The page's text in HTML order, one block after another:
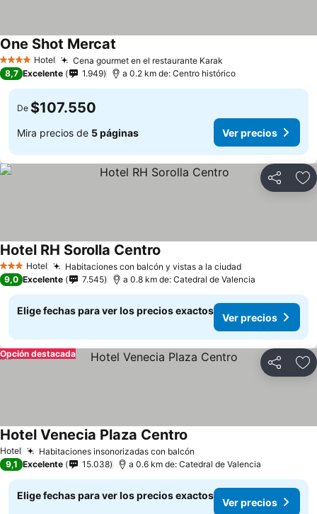
4 EstrellasHotel Cena gourmet en el restaurante Karak
One Shot Mercat
8,7 Excelente 1.949 a 0.2 km de: Centro histórico
De $107.550
Mira precios de 5 páginas Ver precios
Compartir
3 Estrellas
Hotel Habitaciones con balcón y vistas a la ciudad
Hotel RH Sorolla Centro
9,0 Excelente 7.545 a 0.8 km de: Catedral de Valencia
Elige fechas para ver los precios exactos
Ver precios
Compartir
Opción destacada
Hotel Habitaciones insonorizadas con balcón
Hotel Venecia Plaza Centro
9,1 Excelente 15.038 a 0.6 km de: Catedral de Valencia
Elige fechas para ver los precios exactos
Ver precios